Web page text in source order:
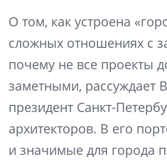
О том, как устроена
сложных отношениях с
почему не все проекты
заметными, рассуждает
президент Санкт-
архитекторов. В его
и значимые для города